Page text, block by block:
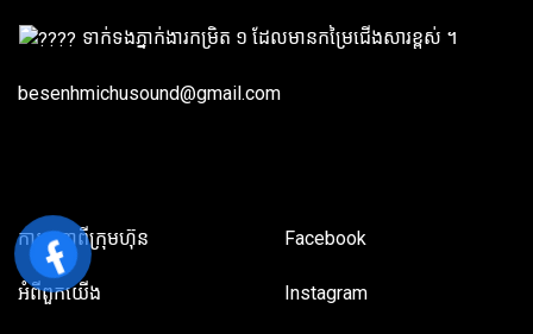
ទាក់ទងភ្នាក់ងារកម្រិត ១ ដែលមានកម្រៃជើងសារខ្ពស់ ។
besenhmichusound@gmail.com
ការធានាពីក្រុមហ៊ុន
អំពី​ពួក​យើង
Facebook
Instagram